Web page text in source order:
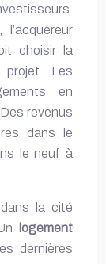
choisir la
projet. Les
en
revenus
dans le
le neuf à
dans la cité
logement
dernières